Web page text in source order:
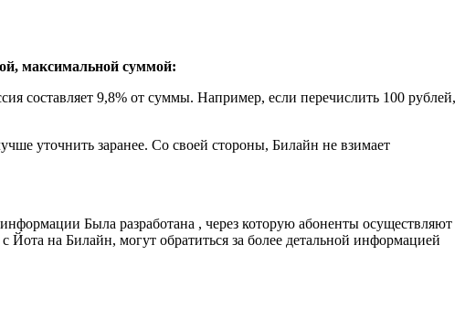
максимальной суммой:
составляет 9,8% от суммы. Например, если перечислить 100 рублей,
уточнить заранее. Со своей стороны, Билайн не взимает
Была разработана , через которую абоненты осуществляют
Йота на Билайн, могут обратиться за более детальной информацией